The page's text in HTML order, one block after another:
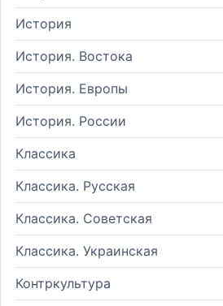
История
История. Востока
История. Европы
История. России
Классика
Классика. Русская
Классика. Советская
Классика. Украинская
Контркультура